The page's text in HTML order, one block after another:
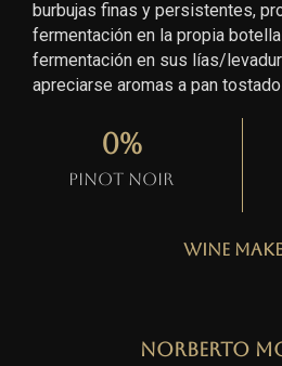
burbujas finas y persistentes,
fermentación en la propia
fermentación en sus lías/
apreciarse aromas a pan
Pinot Noir
0%
Wine
Norberto